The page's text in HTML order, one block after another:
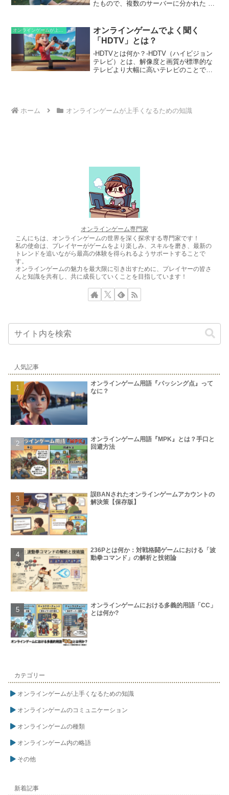
たもので、複数のサーバーに分かれた プ
します。プレイヤーは、自分の陣営の目
標を達成するために協力し合い、敵対陣
営と激しく競い合います。RvRは、大規
模なバトル、戦略的思考、陣営間の協力
性を特徴としており、プレイヤー同士の
インタラクションとコミュニティ意識を
オンラインゲームが上手くなるための知識
オンラインゲームでよく聞く
「HDTV」とは？
-HDTVとは何か？-HDTV（ハイビジョン
テレビ）とは、解像度と画質が標準的な
テレビより大幅に高いテレビのことで
1920×1080ピクセル（1080p）または
おり、より鮮やかでリアルな色を表示で
きます。さらに、HDTVはデジタル放送に
対応しており、デジタル信号をより効率
的に受信することで安定した高画質を実
現しています。
ホーム オンラインゲームが上手くなるための知識
オンラインゲーム専門家
こんにちは、オンラインゲームの世界を深く探求する専門家です！
私の使命は、プレイヤーがゲームをより楽しみ、スキルを磨き、最新の
トレンドを追いながら最高の体験を得られるようサポートすることで
す。
オンラインゲームの魅力を最大限に引き出すために、プレイヤーの皆さ
んと知識を共有し、共に成長していくことを目指しています！
人気記事
オンラインゲーム用語『パッシング点』って
なに？
オンラインゲーム用語『MPK』とは？手口と
回避方法
誤BANされたオンラインゲームアカウントの
解決策【保存版】
236Pとは何か：対戦格闘ゲームにおける「波
動拳コマンド」の解析と技術論
オンラインゲームにおける多義的用語「CC」
とは何か?
カテゴリー
オンラインゲームが上手くなるための知識
オンラインゲームのコミュニケーション
オンラインゲームの種類
オンラインゲーム内の略語
その他
新着記事